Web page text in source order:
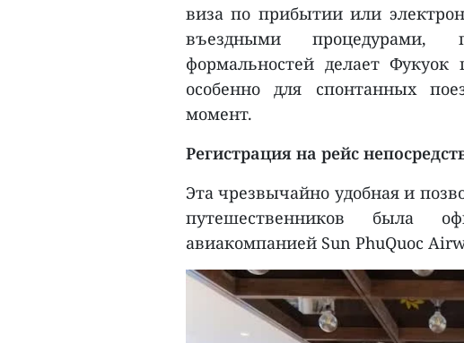
виза по прибытии или
въездными процедурами,
формальностей делает
особенно для спонтанных
момент.
Регистрация на рейс
Эта чрезвычайно удобная и
путешественников была
авиакомпанией Sun PhuQuoc